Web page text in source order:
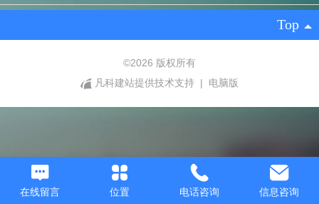
Top
©2026 版权所有
凡科建站提供技术支持
| 电脑版
在线留言 位置 电话咨询 信息咨询